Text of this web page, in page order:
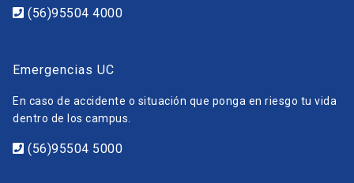
(56)95504 4000
Emergencias UC
En caso de accidente o situación que ponga en riesgo tu vida
dentro de los campus.
(56)95504 5000